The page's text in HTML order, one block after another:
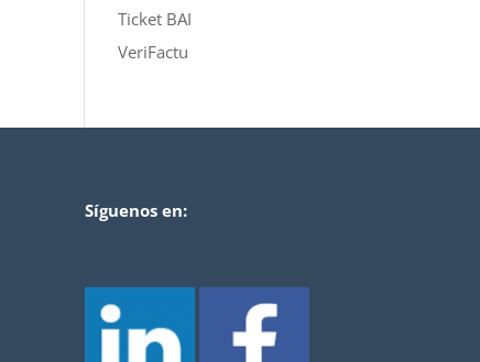
Ticket BAI
VeriFactu
Síguenos en: